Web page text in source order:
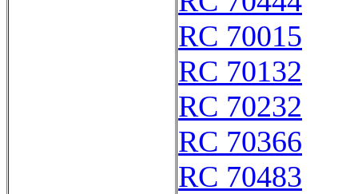
RC 70015
RC 70132
RC 70232
RC 70366
RC 70483